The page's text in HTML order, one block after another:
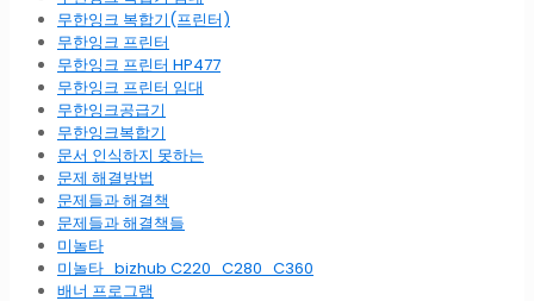
무한잉크 복합기(프린터)
무한잉크 프린터
무한잉크 프린터 HP477
무한잉크 프린터 임대
무한잉크공급기
무한잉크복합기
문서 인식하지 못하는
문제 해결방법
문제들과 해결책
문제들과 해결책들
미놀타
미놀타_bizhub C220_C280_C360
배너 프로그램